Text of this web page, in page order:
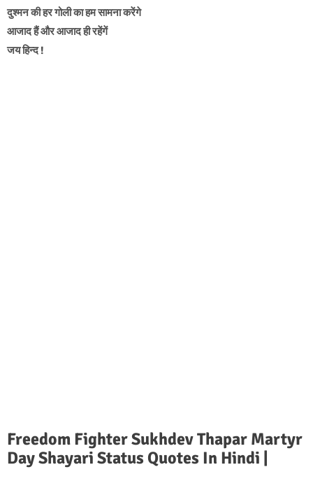
दुश्मन की हर गोली का हम सामना करेंगे
आजाद हैं और आजाद ही रहेंगें
जय हिन्द !
Freedom Fighter Sukhdev Thapar Martyr
Day Shayari Status Quotes In Hindi |